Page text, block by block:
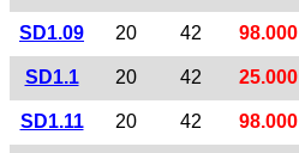
SD1.09 20 42 98.000
SD1.1 20 42 25.000
SD1.11 20 42 98.000